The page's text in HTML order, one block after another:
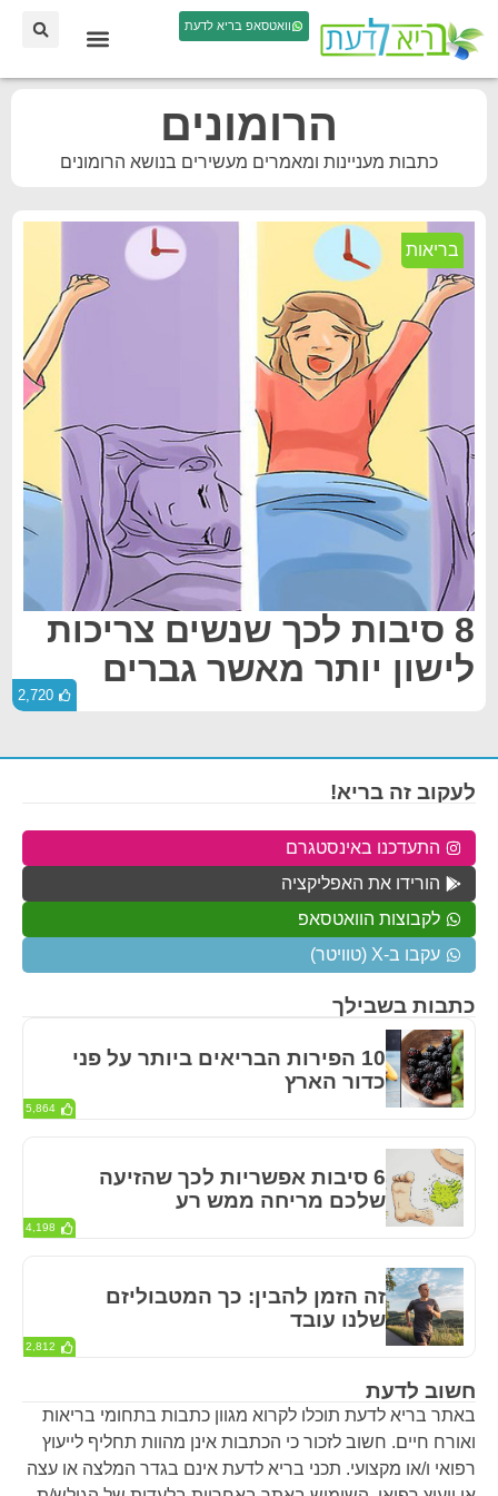
וואטסאפ בריא לדעת
הרומונים
כתבות מעניינות ומאמרים מעשירים בנושא הרומונים
בריאות
8 סיבות לכך שנשים צריכות
לישון יותר מאשר גברים
2,720
חשוב לדעת
באתר בריא לדעת תוכלו לקרוא מגוון כתבות בתחומי בריאות
ואורח חיים. חשוב לזכור כי הכתבות אינן מהוות תחליף לייעוץ
רפואי ו/או מקצועי. תכני בריא לדעת אינם בגדר המלצה או עצה
כתבות בשבילך
10 הפירות הבריאים ביותר על פני
כדור הארץ
5,864
6 סיבות אפשריות לכך שהזיעה
שלכם מריחה ממש רע
4,198
זה הזמן להבין: כך המטבוליזם
שלנו עובד
2,812
לעקוב זה בריא!
התעדכנו באינסטגרם
הורידו את האפליקציה
לקבוצות הוואטסאפ
עקבו ב-X (טוויטר)